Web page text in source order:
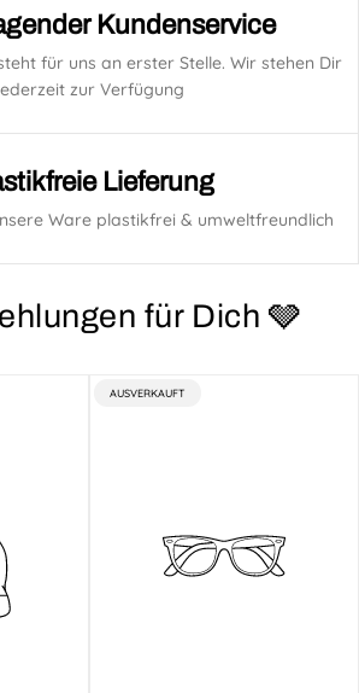
Kundenservice
für uns an erster Stelle. Wir stehen Dir
zur Verfügung
Lieferung
Ware plastikfrei & umweltfreundlich
für Dich 🩶
PRODUKTBEZEICHNUNG:
AUSVERKAUFT